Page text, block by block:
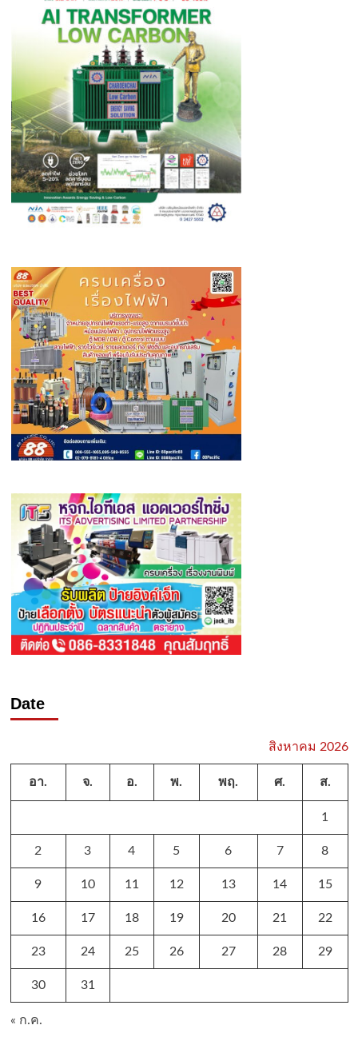
Date
สิงหาคม 2026
อา. จ. อ. พ. พฤ. ศ. ส.
1
2 3 4 5 6 7 8
9 10 11 12 13 14 15
16 17 18 19 20 21 22
23 24 25 26 27 28 29
30 31
« ก.ค.